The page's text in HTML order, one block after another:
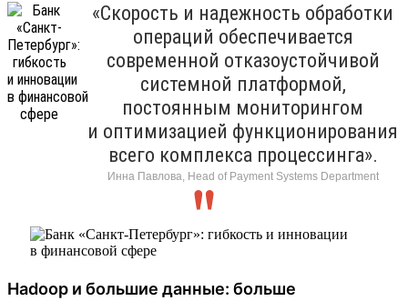
«Скорость и надежность обработки
операций обеспечивается
современной отказоустойчивой
системной платформой,
постоянным мониторингом
и оптимизацией функционирования
всего комплекса процессинга».
Инна Павлова, Head of Payment Systems Department
Hadoop и большие данные: больше